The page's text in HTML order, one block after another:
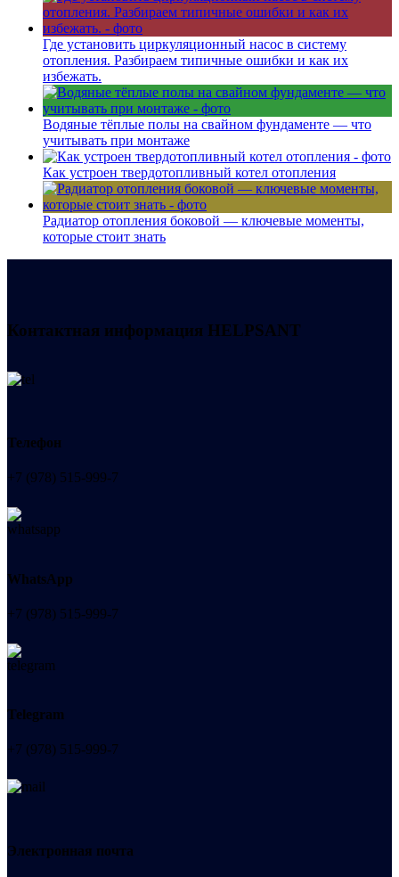
Где установить циркуляционный насос в систему
отопления. Разбираем типичные ошибки и как их
избежать.
Водяные тёплые полы на свайном фундаменте — что
учитывать при монтаже
Как устроен твердотопливный котел отопления
Радиатор отопления боковой — ключевые моменты,
которые стоит знать
Контактная информация HELPSANT
Телефон
+7 (978) 515-999-7
WhatsApp
+7 (978) 515-999-7
Telegram
+7 (978) 515-999-7
Электронная почта